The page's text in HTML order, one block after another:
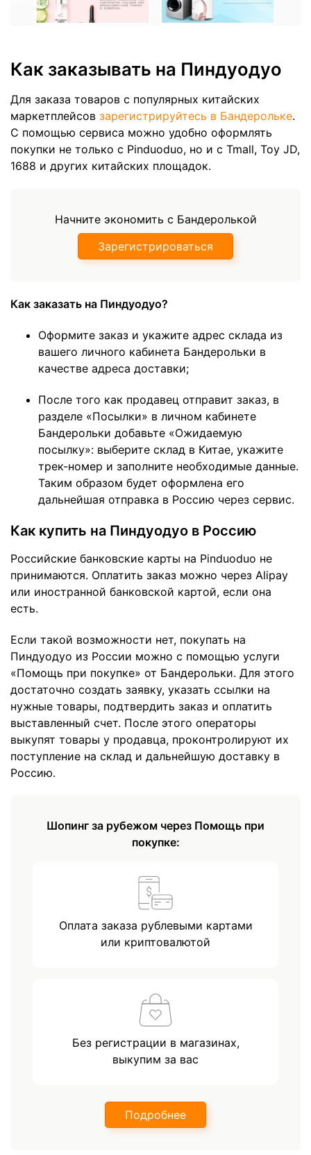
Как заказывать на Пиндуодуо
Для заказа товаров с популярных китайских
маркетплейсов зарегистрируйтесь в Бандерольке.
С помощью сервиса можно удобно оформлять
покупки не только с Pinduoduo, но и с Tmall, Toy JD,
1688 и других китайских площадок.
Начните экономить с Бандеролькой
Зарегистрироваться
Как заказать на Пиндуодуо?
Оформите заказ и укажите адрес склада из
вашего личного кабинета Бандерольки в
качестве адреса доставки;
После того как продавец отправит заказ, в
разделе «Посылки» в личном кабинете
Бандерольки добавьте «Ожидаемую
посылку»: выберите склад в Китае, укажите
трек-номер и заполните необходимые данные.
Таким образом будет оформлена его
дальнейшая отправка в Россию через сервис.
Как купить на Пиндуодуо в Россию
Российские банковские карты на Pinduoduo не
принимаются. Оплатить заказ можно через Alipay
или иностранной банковской картой, если она
есть.
Если такой возможности нет, покупать на
Пиндуодуо из России можно с помощью услуги
«Помощь при покупке» от Бандерольки. Для этого
достаточно создать заявку, указать ссылки на
нужные товары, подтвердить заказ и оплатить
выставленный счет. После этого операторы
выкупят товары у продавца, проконтролируют их
поступление на склад и дальнейшую доставку в
Россию.
Шопинг за рубежом через Помощь при
покупке:
Оплата заказа рублевыми картами
или криптовалютой
Без регистрации в магазинах,
выкупим за вас
Подробнее